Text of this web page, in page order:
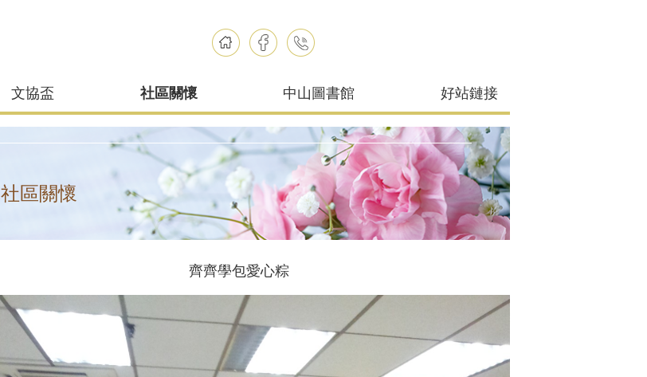
文協盃 社區關懷 中山圖書館 好站鏈接
社區關懷
齊齊學包愛心粽